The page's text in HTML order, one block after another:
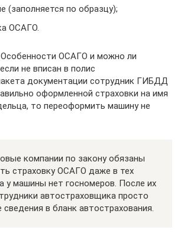
(заполняется по образцу);
ОСАГО.
ОСАГО и можно ли
не вписан в полис
документации сотрудник ГИБДД
оформленной страховки на имя
то переоформить машину не
компании по закону обязаны
страховку ОСАГО даже в тех
у машины нет госномеров. После их
автостраховщика просто
в бланк автострахования.